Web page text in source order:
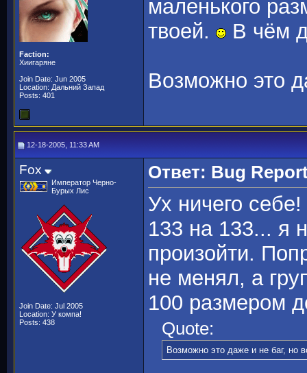
Faction:
Хиигаряне
Join Date: Jun 2005
Location: Дальний Запад
Posts: 401
маленького
твоей.
В чём
Возможно это
12-18-2005, 11:33 AM
Fox
Император Черно-
Бурых Лис
Join Date: Jul 2005
Location: У компа!
Posts: 438
Ответ: Bug
Ух ничего
133 на 133... я
произойти.
не менял, а
100 размером
Quote:
Возможно это даже и не баг, но